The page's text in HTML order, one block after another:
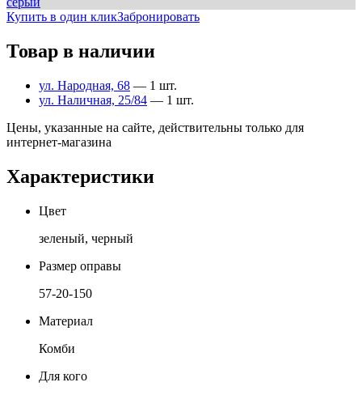
Купить в один кликЗабронировать
Товар в наличии
ул. Народная, 68 — 1 шт.
ул. Наличная, 25/84 — 1 шт.
Цены, указанные на сайте, действительны только для
интернет-магазина
Характеристики
Цвет
зеленый, черный
Размер оправы
57-20-150
Материал
Комби
Для кого